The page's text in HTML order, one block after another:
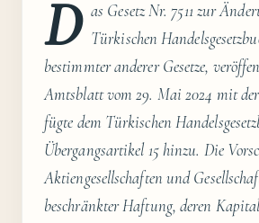
D as Gesetz Nr. 7511 zur
Türkischen
bestimmter anderer Gesetze,
Amtsblatt vom 29. Mai 2024 mit
fügte dem Türkischen
Übergangsartikel 15 hinzu. Die
Aktiengesellschaften und
beschränkter Haftung, deren